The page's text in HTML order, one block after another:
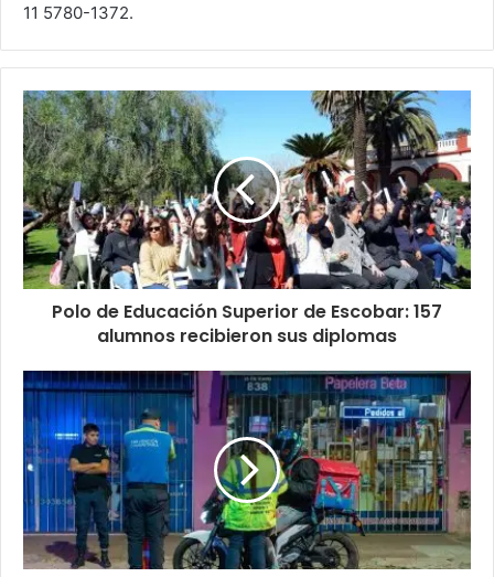
11 5780-1372.
Polo de Educación Superior de Escobar: 157
alumnos recibieron sus diplomas